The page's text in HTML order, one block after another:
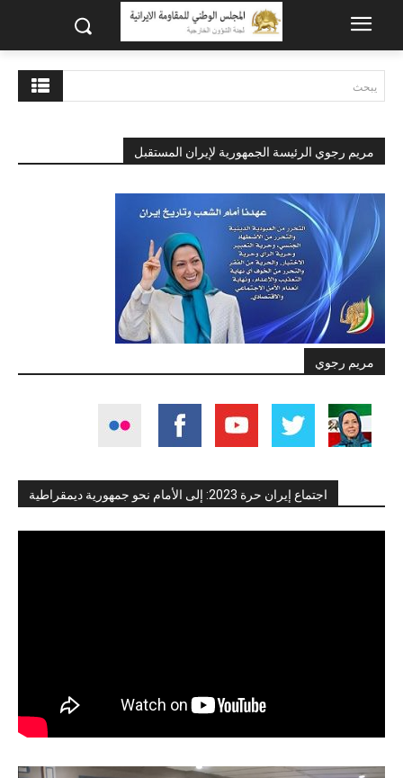
يبحث
مريم رجوي الرئيسة الجمهورية لإيران المستقبل
مريم رجوي
اجتماع إيران حرة 2023: إلى الأمام نحو جمهورية ديمقراطية